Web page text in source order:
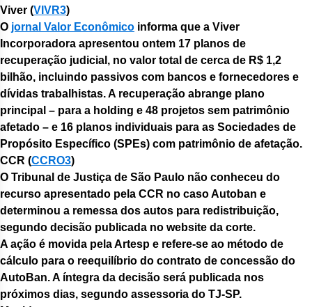
Viver (VIVR3)
O jornal Valor Econômico informa que a Viver
Incorporadora apresentou ontem 17 planos de
recuperação judicial, no valor total de cerca de R$ 1,2
bilhão, incluindo passivos com bancos e fornecedores e
dívidas trabalhistas. A recuperação abrange plano
principal – para a holding e 48 projetos sem patrimônio
afetado – e 16 planos individuais para as Sociedades de
Propósito Específico (SPEs) com patrimônio de afetação.
CCR (CCRO3)
O Tribunal de Justiça de São Paulo não conheceu do
recurso apresentado pela CCR no caso Autoban e
determinou a remessa dos autos para redistribuição,
segundo decisão publicada no website da corte.
A ação é movida pela Artesp e refere-se ao método de
cálculo para o reequilíbrio do contrato de concessão do
AutoBan. A íntegra da decisão será publicada nos
próximos dias, segundo assessoria do TJ-SP.